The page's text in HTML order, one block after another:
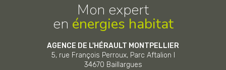
Mon expert
en énergies habitat
AGENCE DE L'HÉRAULT MONTPELLIER
5, rue François Perroux, Parc Aftalion I
34670 Baillargues